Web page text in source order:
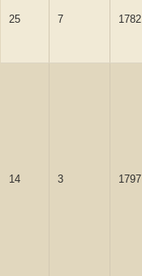
25 7 1782
14 3 1797